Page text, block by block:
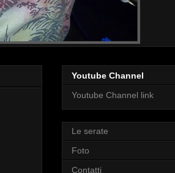
Youtube Channel
Youtube Channel link
Le serate
Foto
Contatti